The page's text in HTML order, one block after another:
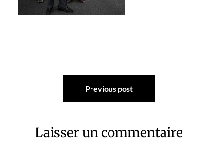
Navigation
Previous post
Laisser un commentaire